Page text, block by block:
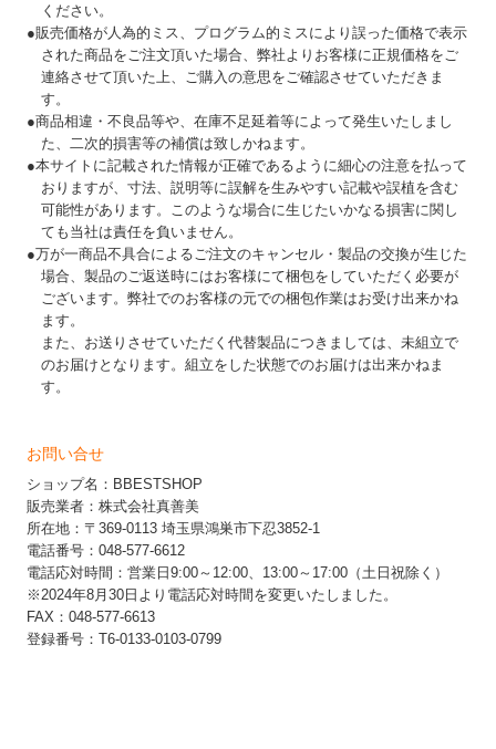
ください。
●販売価格が人為的ミス、プログラム的ミスにより誤った価格で表示
された商品をご注文頂いた場合、弊社よりお客様に正規価格をご
連絡させて頂いた上、ご購入の意思をご確認させていただきま
す。
●商品相違・不良品等や、在庫不足延着等によって発生いたしまし
た、二次的損害等の補償は致しかねます。
●本サイトに記載された情報が正確であるように細心の注意を払って
おりますが、寸法、説明等に誤解を生みやすい記載や誤植を含む
可能性があります。このような場合に生じたいかなる損害に関し
ても当社は責任を負いません。
●万が一商品不具合によるご注文のキャンセル・製品の交換が生じた
場合、製品のご返送時にはお客様にて梱包をしていただく必要が
ございます。弊社でのお客様の元での梱包作業はお受け出来かね
ます。
また、お送りさせていただく代替製品につきましては、未組立で
のお届けとなります。組立をした状態でのお届けは出来かねま
す。
お問い合せ
ショップ名：BBESTSHOP
販売業者：株式会社真善美
所在地：〒369-0113 埼玉県鴻巣市下忍3852-1
電話番号：048-577-6612
電話応対時間：営業日9:00～12:00、13:00～17:00（土日祝除く）
※2024年8月30日より電話応対時間を変更いたしました。
FAX：048-577-6613
登録番号：T6-0133-0103-0799